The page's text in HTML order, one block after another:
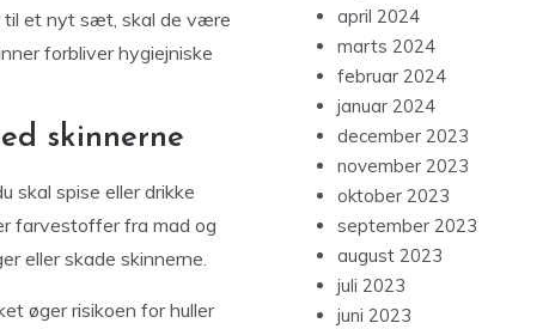
til et nyt sæt, skal de være
forbliver hygiejniske
skinnerne
skal spise eller drikke
farvestoffer fra mad og
eller skade skinnerne.
øger risikoen for huller
april 2024
marts 2024
februar 2024
januar 2024
december 2023
november 2023
oktober 2023
september 2023
august 2023
juli 2023
juni 2023